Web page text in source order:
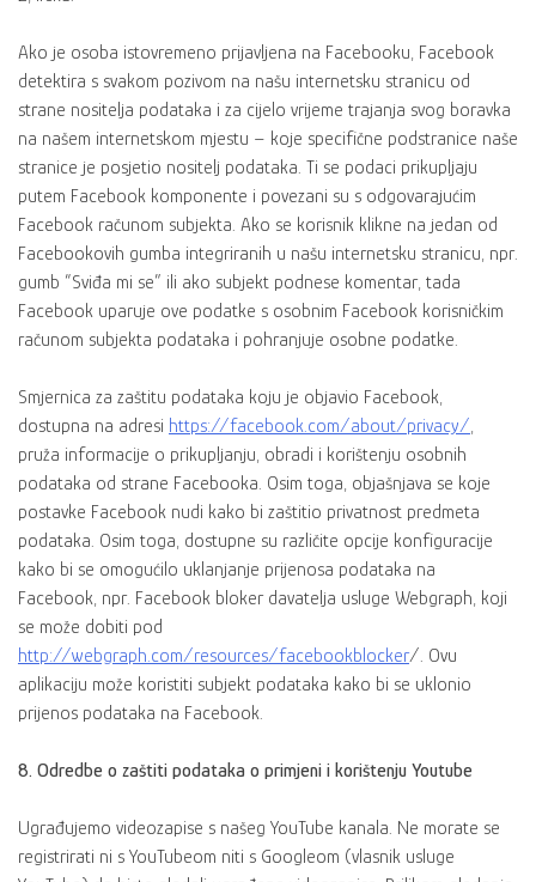
Ako je osoba istovremeno prijavljena na Facebooku, Facebook
detektira s svakom pozivom na našu internetsku stranicu od
strane nositelja podataka i za cijelo vrijeme trajanja svog boravka
na našem internetskom mjestu – koje specifične podstranice naše
stranice je posjetio nositelj podataka. Ti se podaci prikupljaju
putem Facebook komponente i povezani su s odgovarajućim
Facebook računom subjekta. Ako se korisnik klikne na jedan od
Facebookovih gumba integriranih u našu internetsku stranicu, npr.
gumb “Sviđa mi se” ili ako subjekt podnese komentar, tada
Facebook uparuje ove podatke s osobnim Facebook korisničkim
računom subjekta podataka i pohranjuje osobne podatke.
Smjernica za zaštitu podataka koju je objavio Facebook,
dostupna na adresi https://facebook.com/about/privacy/,
pruža informacije o prikupljanju, obradi i korištenju osobnih
podataka od strane Facebooka. Osim toga, objašnjava se koje
postavke Facebook nudi kako bi zaštitio privatnost predmeta
podataka. Osim toga, dostupne su različite opcije konfiguracije
kako bi se omogućilo uklanjanje prijenosa podataka na
Facebook, npr. Facebook bloker davatelja usluge Webgraph, koji
se može dobiti pod
http://webgraph.com/resources/facebookblocker/. Ovu
aplikaciju može koristiti subjekt podataka kako bi se uklonio
prijenos podataka na Facebook.
8. Odredbe o zaštiti podataka o primjeni i korištenju Youtube
Ugrađujemo videozapise s našeg YouTube kanala. Ne morate se
registrirati ni s YouTubeom niti s Googleom (vlasnik usluge